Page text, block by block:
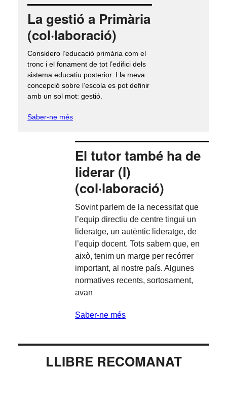
La gestió a Primària
(col·laboració)
Considero l’educació primària com el
tronc i el fonament de tot l’edifici dels
sistema educatiu posterior. I la meva
concepció sobre l’escola es pot definir
amb un sol mot: gestió.
Saber-ne més
El tutor també ha de
liderar (I)
(col·laboració)
Sovint parlem de la necessitat que
l’equip directiu de centre tingui un
lideratge, un autèntic lideratge, de
l’equip docent. Tots sabem que, en
això, tenim un marge per recórrer
important, al nostre país. Algunes
normatives recents, sortosament,
avan
Saber-ne més
LLIBRE RECOMANAT